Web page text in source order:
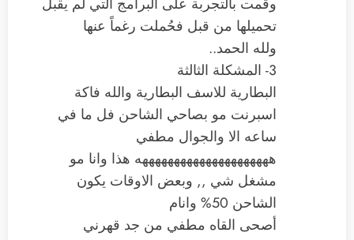
تحميلها من قبل فحُملت رغماً عنها
ولله الحمد..
3- المشكلة الثالثة
البطارية للاسف البطارية والله فاكة
اسبرنت مو بصاحي الشاحن فل ما في
ساعه الا والجوال مطفي
هههههههههههههههههههههه هذا وانا مو
مشغل شي ,, وبعض الاوقات يكون
الشاحن 50% وانام
أصحى القاه مطفي من جد قهرني